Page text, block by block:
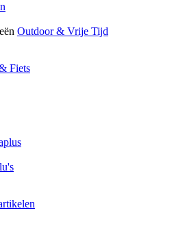
Outdoor & Vrije Tijd
Fiets